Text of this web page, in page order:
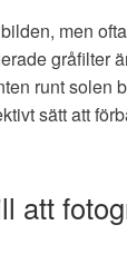
men
gråfilter
runt solen
sätt att
att